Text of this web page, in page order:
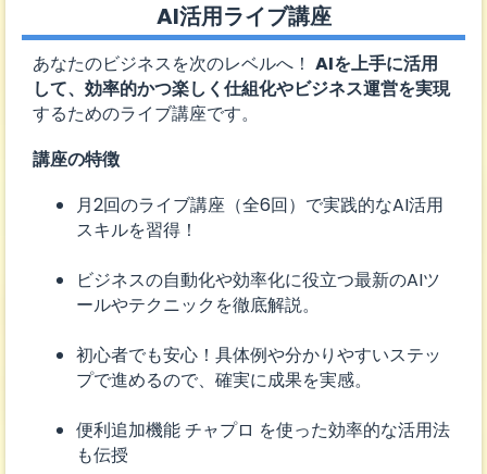
AI活用ライブ講座
あなたのビジネスを次のレベルへ！ AIを上手に活用
して、効率的かつ楽しく仕組化やビジネス運営を実現
するためのライブ講座です。
講座の特徴
月2回のライブ講座（全6回）で実践的なAI活用
スキルを習得！
ビジネスの自動化や効率化に役立つ最新のAIツ
ールやテクニックを徹底解説。
初心者でも安心！具体例や分かりやすいステッ
プで進めるので、確実に成果を実感。
便利追加機能 チャプロ を使った効率的な活用法
も伝授